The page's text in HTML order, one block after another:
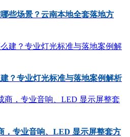
些场景？云南本地全套落地方
？专业灯光标准与落地案例解析
，专业音响、LED 显示屏整套方